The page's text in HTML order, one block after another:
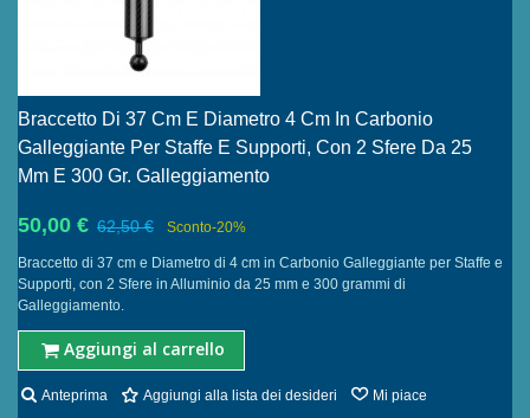
Braccetto Di 37 Cm E Diametro 4 Cm In Carbonio
Galleggiante Per Staffe E Supporti, Con 2 Sfere Da 25
Mm E 300 Gr. Galleggiamento
50,00 € 62,50 € Sconto-20%
Braccetto di 37 cm e Diametro di 4 cm in Carbonio Galleggiante per Staffe e
Supporti, con 2 Sfere in Alluminio da 25 mm e 300 grammi di
Galleggiamento.
Aggiungi al carrello
Anteprima Aggiungi alla lista dei desideri
Mi piace